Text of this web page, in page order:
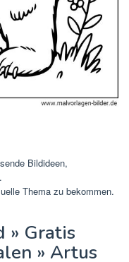
Bildideen,
Thema zu bekommen.
» Gratis
» Artus